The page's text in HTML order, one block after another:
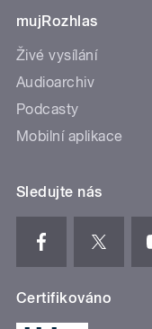
mujRozhlas
Živé vysílání
Audioarchiv
Podcasty
Mobilní aplikace
Sledujte nás
Certifikováno